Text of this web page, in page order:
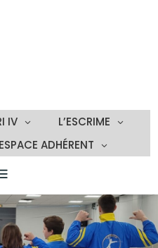
IV
L’ESCRIME
ESPACE ADHÉRENT